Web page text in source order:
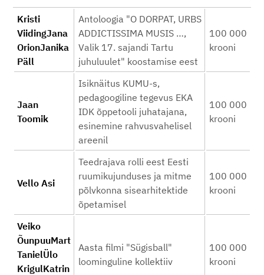
Kristi
ViidingJana
OrionJanika
Päll
Antoloogia "O DORPAT, URBS
ADDICTISSIMA MUSIS …,
Valik 17. sajandi Tartu
juhuluulet" koostamise eest
100 000
krooni
Jaan
Toomik
Isiknäitus KUMU-s,
pedagoogiline tegevus EKA
IDK õppetooli juhatajana,
esinemine rahvusvahelisel
areenil
100 000
krooni
Vello Asi
Teedrajava rolli eest Eesti
ruumikujunduses ja mitme
põlvkonna sisearhitektide
õpetamisel
100 000
krooni
Veiko
ÕunpuuMart
TanielÜlo
KrigulKatrin
Aasta filmi "Sügisball"
loominguline kollektiiv
100 000
krooni